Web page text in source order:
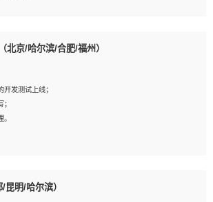
数据库。
的团队合作精神和协作能力。
境系统维护经验。
北京/哈尔滨/合肥/福州）
开发测试上线；
明/哈尔滨）